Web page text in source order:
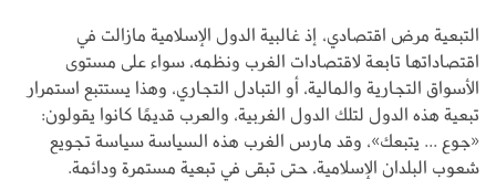
التبعية مرض اقتصادي، إذ غالبية الدول الإسلامية مازالت في
اقتصاداتها تابعة لاقتصادات الغرب ونظمه، سواء على مستوى
الأسواق التجارية والمالية، أو التبادل التجاري، وهذا يستتبع استمرار
تبعية هذه الدول لتلك الدول الغربية، والعرب قديمًا كانوا يقولون:
«جوع ... يتبعك»، وقد مارس الغرب هذه السياسة سياسة تجويع
شعوب البلدان الإسلامية، حتى تبقى في تبعية مستمرة ودائمة.